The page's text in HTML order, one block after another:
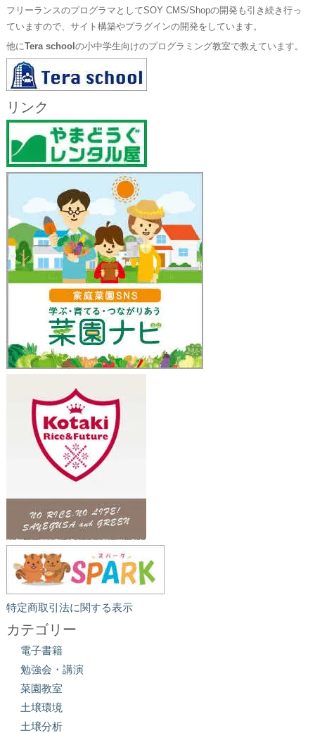
フリーランスのプログラマとしてSOY CMS/Shopの開発も引き続き行っ
ていますので、サイト構築やプラグインの開発をしています。
他にTera school の小中学生向けのプログラミング教室で教えています。
リンク
特定商取引法に関する表示
カテゴリー
電子書籍
勉強会・講演
菜園教室
土壌環境
土壌分析